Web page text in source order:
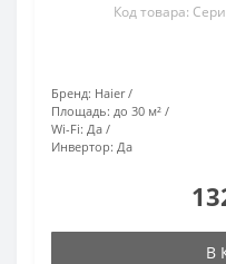
Код товара:
Бренд: Haier
Площадь: до 30 м²
Wi-Fi: Да
Инвертор: Да
В